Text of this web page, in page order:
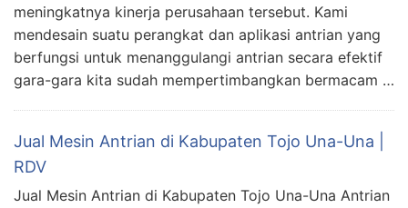
meningkatnya kinerja perusahaan tersebut. Kami
mendesain suatu perangkat dan aplikasi antrian yang
berfungsi untuk menanggulangi antrian secara efektif
gara-gara kita sudah mempertimbangkan bermacam …
Jual Mesin Antrian di Kabupaten Tojo Una-Una |
RDV
Jual Mesin Antrian di Kabupaten Tojo Una-Una Antrian